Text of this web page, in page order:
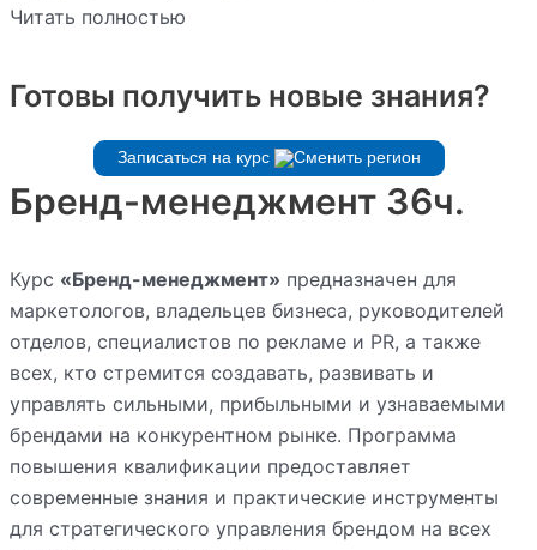
Читать полностью
Готовы получить новые знания?
Записаться на курс
Бренд-менеджмент 36ч.
Курс «Бренд-менеджмент» предназначен для
маркетологов, владельцев бизнеса, руководителей
отделов, специалистов по рекламе и PR, а также
всех, кто стремится создавать, развивать и
управлять сильными, прибыльными и узнаваемыми
брендами на конкурентном рынке. Программа
повышения квалификации предоставляет
современные знания и практические инструменты
для стратегического управления брендом на всех